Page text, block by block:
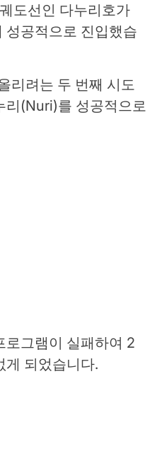
도선인 다누리호가
성공적으로 진입했습
리려는 두 번째 시도
리(Nuri)를 성공적으로
로그램이 실패하여 2
게 되었습니다.